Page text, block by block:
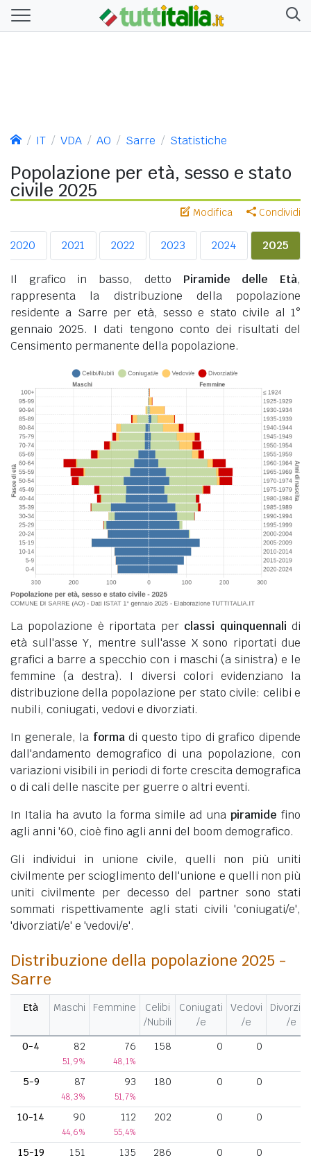
IT VDA AO Sarre Statistiche
Popolazione per età, sesso e stato
civile 2025
Modifica Condividi
2020 2021 2022 2023 2024 2025
Il grafico in basso, detto Piramide delle Età,
rappresenta la distribuzione della popolazione
residente a Sarre per età, sesso e stato civile al 1°
gennaio 2025. I dati tengono conto dei risultati del
Censimento permanente della popolazione.
La popolazione è riportata per classi quinquennali di
età sull'asse Y, mentre sull'asse X sono riportati due
grafici a barre a specchio con i maschi (a sinistra) e le
femmine (a destra). I diversi colori evidenziano la
distribuzione della popolazione per stato civile: celibi e
nubili, coniugati, vedovi e divorziati.
In generale, la formadi questo tipo di grafico dipende
dall'andamento demografico di una popolazione, con
variazioni visibili in periodi di forte crescita demografica
o di cali delle nascite per guerre o altri eventi.
In Italia ha avuto la forma simile ad una piramide fino
agli anni '60, cioè fino agli anni del boom demografico.
Gli individui in unione civile, quelli non più uniti
civilmente per scioglimento dell'unione e quelli non più
uniti civilmente per decesso del partner sono stati
sommati rispettivamente agli stati civili 'coniugati/e',
'divorziati/e' e 'vedovi/e'.
Distribuzione della popolazione 2025 -
Sarre
Età Maschi Femmine
Celibi
/Nubili
Coniugati
/e
Vedovi
/e
/e
0-4
82
51,9%
76
48,1%
158 0 0
5-9 87
48,3%
93
51,7%
180 0 0
10-14 90
44,6%
112
55,4%
202 0 0
15-19 151 135 286 0 0